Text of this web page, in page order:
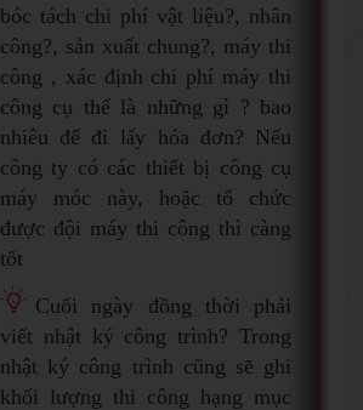
bóc tách chi phí vật liệu?, nhân
công?, sản xuất chung?, máy thi
công , xác định chi phí máy thi
công cụ thể là những gì ? bao
nhiêu để đi lấy hóa đơn? Nếu
công ty có các thiết bị công cụ
máy móc này, hoặc tổ chức
được đội máy thi công thì càng
tốt
Cuối ngày đồng thời phải
viết nhật ký công trình? Trong
nhật ký công trình cũng sẽ ghi
khối lượng thi công hạng mục